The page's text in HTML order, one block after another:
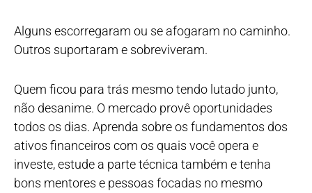
Alguns escorregaram ou se afogaram no caminho.
Outros suportaram e sobreviveram.
Quem ficou para trás mesmo tendo lutado junto,
não desanime. O mercado provê oportunidades
todos os dias. Aprenda sobre os fundamentos dos
ativos financeiros com os quais você opera e
investe, estude a parte técnica também e tenha
bons mentores e pessoas focadas no mesmo